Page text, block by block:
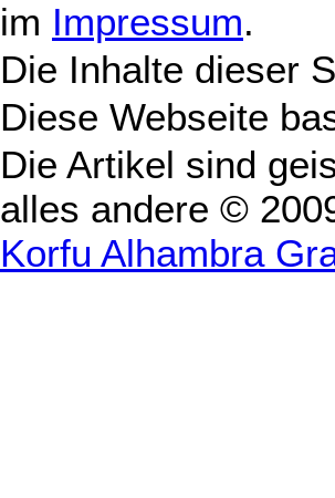
im Impressum.
Die Inhalte dieser
Diese Webseite
Die Artikel sind
alles andere ©
Korfu Alhambra